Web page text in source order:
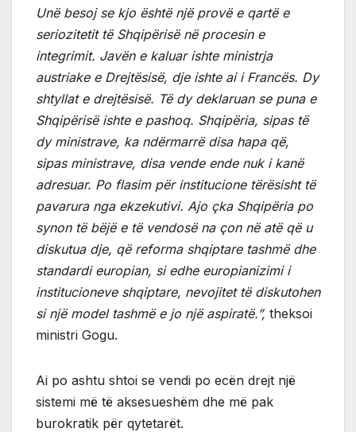
Unë besoj se kjo është një provë e qartë e
seriozitetit të Shqipërisë në procesin e
integrimit. Javën e kaluar ishte ministrja
austriake e Drejtësisë, dje ishte ai i Francës. Dy
shtyllat e drejtësisë. Të dy deklaruan se puna e
Shqipërisë ishte e pashoq. Shqipëria, sipas të
dy ministrave, ka ndërmarrë disa hapa që,
sipas ministrave, disa vende ende nuk i kanë
adresuar. Po flasim për institucione tërësisht të
pavarura nga ekzekutivi. Ajo çka Shqipëria po
synon të bëjë e të vendosë na çon në atë që u
diskutua dje, që reforma shqiptare tashmë dhe
standardi europian, si edhe europianizimi i
institucioneve shqiptare, nevojitet të diskutohen
si një model tashmë e jo një aspiratë.”, theksoi
ministri Gogu.
Ai po ashtu shtoi se vendi po ecën drejt një
sistemi më të aksesueshëm dhe më pak
burokratik për qytetarët.